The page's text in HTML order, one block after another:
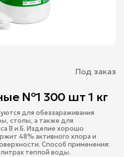
Под заказ
№1 300 шт 1 кг
для обеззараживания
столы, а также для
В и Б. Изделие хорошо
48% активного хлора и
Способ применения:
литрах теплой воды.